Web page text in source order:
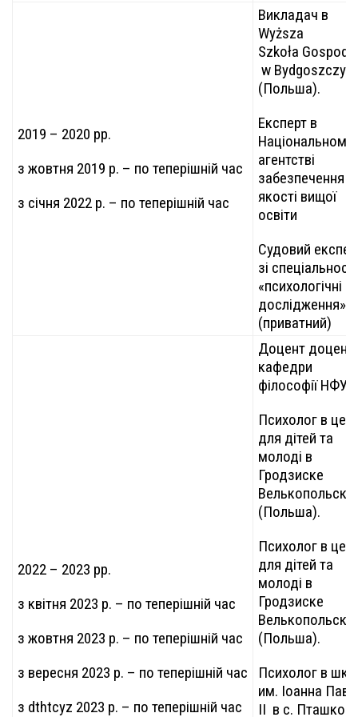
2019 – 2020 рр.
з жовтня 2019 р. – по теперішній час
з січня 2022 р. – по теперішній час
Викладач в
Wyższa
Szkoła
w Bydgoszczy
(Польша).
Експерт в
Національному
агентстві
забезпечення
якості вищої
освіти
Судовий
зі спеціальності
«психологічні
дослідження»
(приватний)
2022 – 2023 рр.
з квітня 2023 р. – по теперішній час
з жовтня 2023 р. – по теперішній час
з вересня 2023 р. – по теперішній час
з dthtcyz 2023 р. – по теперішній час
Доцент доцент
кафедри
філософії НФУ
Психолог в
для дітей та
молоді в
Гродзиске
(Польша).
Психолог в
для дітей та
молоді в
Гродзиске
(Польша).
Психолог в
им. Іоанна
ІІ в с.